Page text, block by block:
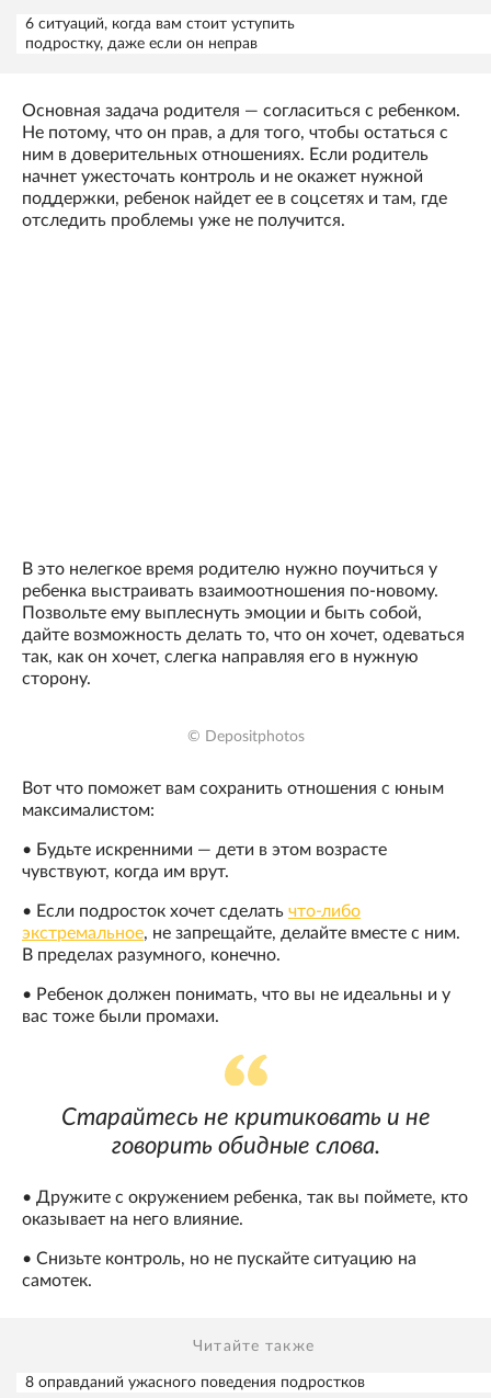
6 ситуаций, когда вам стоит уступить
подростку, даже если он неправ
Основная задача родителя — согласиться с ребенком.
Не потому, что он прав, а для того, чтобы остаться с
ним в доверительных отношениях. Если родитель
начнет ужесточать контроль и не окажет нужной
поддержки, ребенок найдет ее в соцсетях и там, где
отследить проблемы уже не получится.
В это нелегкое время родителю нужно поучиться у
ребенка выстраивать взаимоотношения по-новому.
Позвольте ему выплеснуть эмоции и быть собой,
дайте возможность делать то, что он хочет, одеваться
так, как он хочет, слегка направляя его в нужную
сторону.
© Depositphotos
Вот что поможет вам сохранить отношения с юным
максималистом:
• Будьте искренними — дети в этом возрасте
чувствуют, когда им врут.
• Если подросток хочет сделать что-либо
экстремальное, не запрещайте, делайте вместе с ним.
В пределах разумного, конечно.
• Ребенок должен понимать, что вы не идеальны и у
вас тоже были промахи.
Старайтесь не критиковать и не
говорить обидные слова.
• Дружите с окружением ребенка, так вы поймете, кто
оказывает на него влияние.
• Снизьте контроль, но не пускайте ситуацию на
самотек.
Читайте также
8 оправданий ужасного поведения подростков